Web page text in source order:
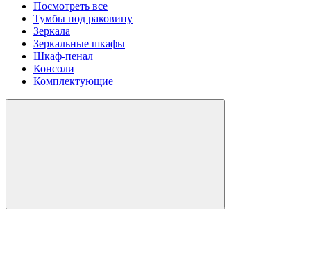
Посмотреть все
Тумбы под раковину
Зеркала
Зеркальные шкафы
Шкаф-пенал
Консоли
Комплектующие